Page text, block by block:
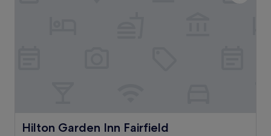
Hilton Garden Inn Fairfield
Hilton Garden Inn Fairfield